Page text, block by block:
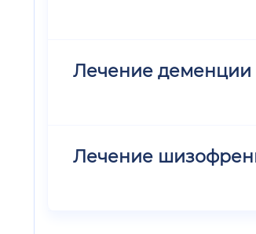
Лечение деменции
Лечение